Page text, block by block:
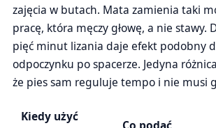
zajęcia w butach. Mata zamienia taki
pracę, która męczy głowę, a nie stawy.
pięć minut lizania daje efekt podobny
odpoczynku po spacerze. Jedyna
że pies sam reguluje tempo i nie musi
Kiedy użyć